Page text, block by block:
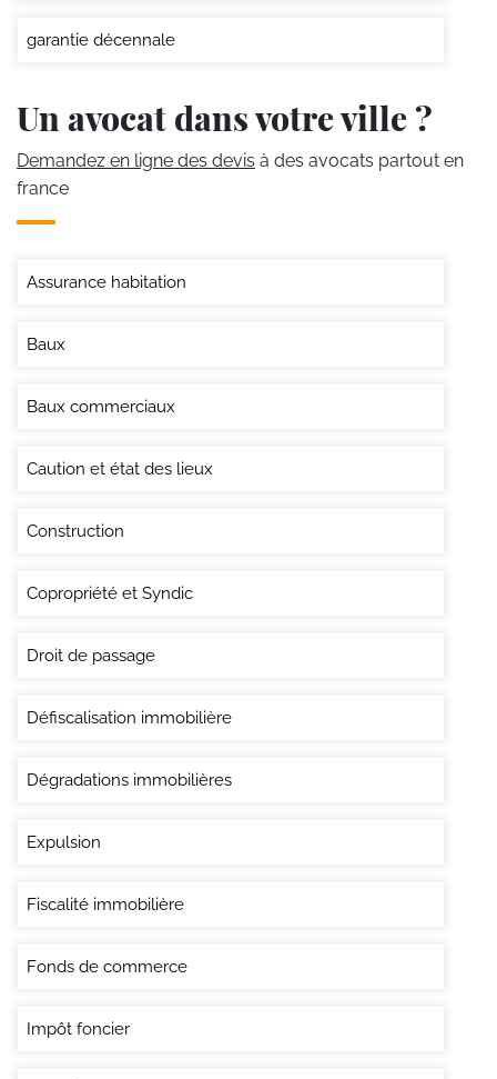
garantie décennale
Un avocat dans votre ville ?
Demandez en ligne des devis à des avocats partout en
france
Assurance habitation
Baux
Baux commerciaux
Caution et état des lieux
Construction
Copropriété et Syndic
Droit de passage
Défiscalisation immobilière
Dégradations immobilières
Expulsion
Fiscalité immobilière
Fonds de commerce
Impôt foncier